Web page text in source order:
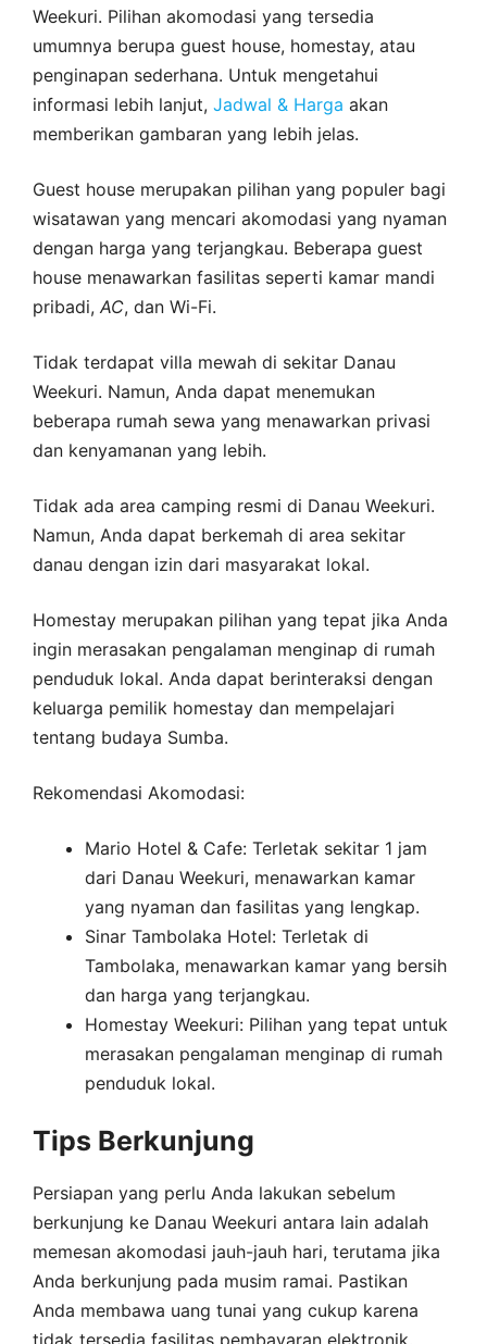
Weekuri. Pilihan akomodasi yang tersedia
umumnya berupa guest house, homestay, atau
penginapan sederhana. Untuk mengetahui
informasi lebih lanjut, Jadwal & Harga akan
memberikan gambaran yang lebih jelas.
Guest house merupakan pilihan yang populer bagi
wisatawan yang mencari akomodasi yang nyaman
dengan harga yang terjangkau. Beberapa guest
house menawarkan fasilitas seperti kamar mandi
pribadi, AC, dan Wi-Fi.
Tidak terdapat villa mewah di sekitar Danau
Weekuri. Namun, Anda dapat menemukan
beberapa rumah sewa yang menawarkan privasi
dan kenyamanan yang lebih.
Tidak ada area camping resmi di Danau Weekuri.
Namun, Anda dapat berkemah di area sekitar
danau dengan izin dari masyarakat lokal.
Homestay merupakan pilihan yang tepat jika Anda
ingin merasakan pengalaman menginap di rumah
penduduk lokal. Anda dapat berinteraksi dengan
keluarga pemilik homestay dan mempelajari
tentang budaya Sumba.
Rekomendasi Akomodasi:
Mario Hotel & Cafe: Terletak sekitar 1 jam
dari Danau Weekuri, menawarkan kamar
yang nyaman dan fasilitas yang lengkap.
Sinar Tambolaka Hotel: Terletak di
Tambolaka, menawarkan kamar yang bersih
dan harga yang terjangkau.
Homestay Weekuri: Pilihan yang tepat untuk
merasakan pengalaman menginap di rumah
penduduk lokal.
Tips Berkunjung
Persiapan yang perlu Anda lakukan sebelum
berkunjung ke Danau Weekuri antara lain adalah
memesan akomodasi jauh-jauh hari, terutama jika
Anda berkunjung pada musim ramai. Pastikan
Anda membawa uang tunai yang cukup karena
tidak tersedia fasilitas pembayaran elektronik.